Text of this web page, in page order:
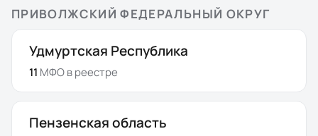
ПРИВОЛЖСКИЙ ФЕДЕРАЛЬНЫЙ ОКРУГ
Удмуртская Республика
11 МФОв реестре
Пензенская область